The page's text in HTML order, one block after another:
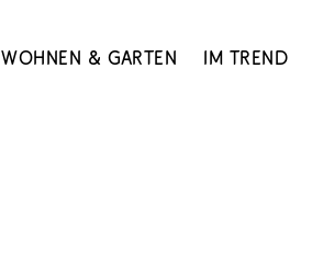
Wohnen & Garten Im Trend